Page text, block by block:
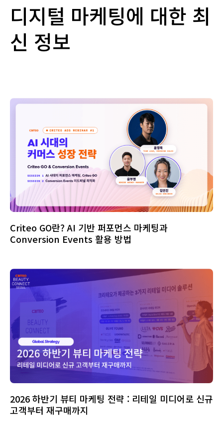
디지털 마케팅에 대한 최
신 정보
Criteo GO란? AI 기반 퍼포먼스 마케팅과
Conversion Events 활용 방법
2026 하반기 뷰티 마케팅 전략 : 리테일 미디어로 신규
고객부터 재구매까지